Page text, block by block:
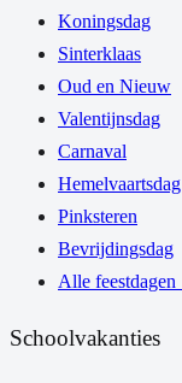
Koningsdag
Sinterklaas
Oud en Nieuw
Valentijnsdag
Carnaval
Hemelvaartsdag
Pinksteren
Bevrijdingsdag
Alle feestdagen
Schoolvakanties